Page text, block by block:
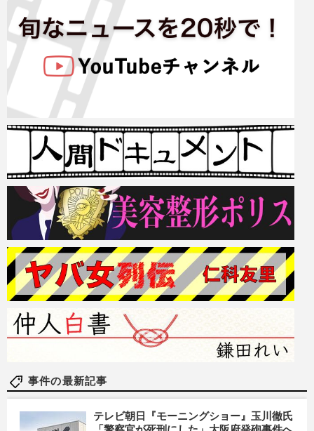
事件の最新記事
テレビ朝日『モーニングショー』玉川徹氏